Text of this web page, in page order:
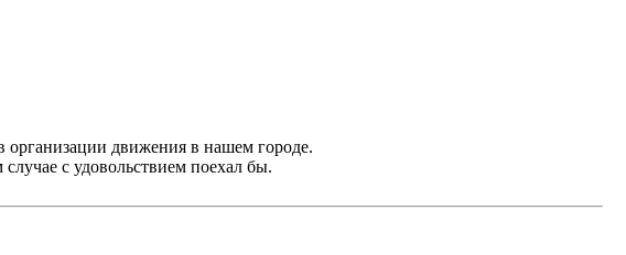
организации движения в нашем городе.
с удовольствием поехал бы.